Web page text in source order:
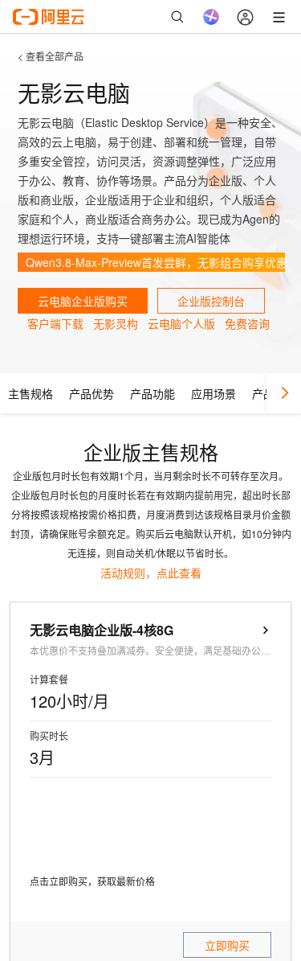
< 查看全部产品
无影云电脑
无影云电脑（Elastic Desktop Service）是一种安全、
高效的云上电脑，易于创建、部署和统一管理，自带
多重安全管控，访问灵活，资源调整弹性，广泛应用
于办公、教育、协作等场景。产品分为企业版、个人
版和商业版，企业版适用于企业和组织，个人版适合
家庭和个人，商业版适合商务办公。现已成为Agen的
理想运行环境，支持一键部署主流AI智能体
Qwen3.8-Max-Preview首发尝鲜，无影组合购享优惠
云电脑企业版购买
企业版控制台
客户端下载 无影灵构 云电脑个人版 免费咨询
主售规格 产品优势 产品功能 应用场景 产品动态
企业版主售规格
企业版包月时长包有效期1个月，当月剩余时长不可转存至次月。
企业版包月时长包的月度时长若在有效期内提前用完，超出时长部
分将按照该规格按需价格扣费，月度消费到达该规格目录月价金额
封顶，请确保账号余额充足。购买后云电脑默认开机，如10分钟内
无连接，则自动关机/休眠以节省时长。
活动规则，点此查看
无影云电脑企业版-4核8G
计算套餐
120小时/月
购买时长
3月
点击立即购买，获取最新价格
立即购买